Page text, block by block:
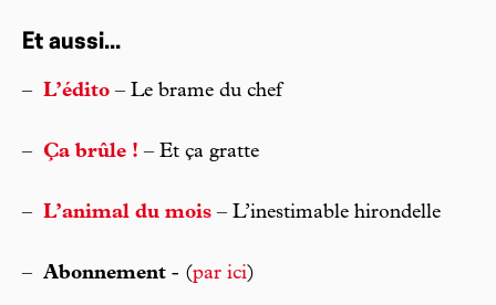
Et aussi...
– L’édito – Le brame du chef
– Ça brûle ! – Et ça gratte
– L’animal du mois – L’inestimable hirondelle
– Abonnement - (par ici)